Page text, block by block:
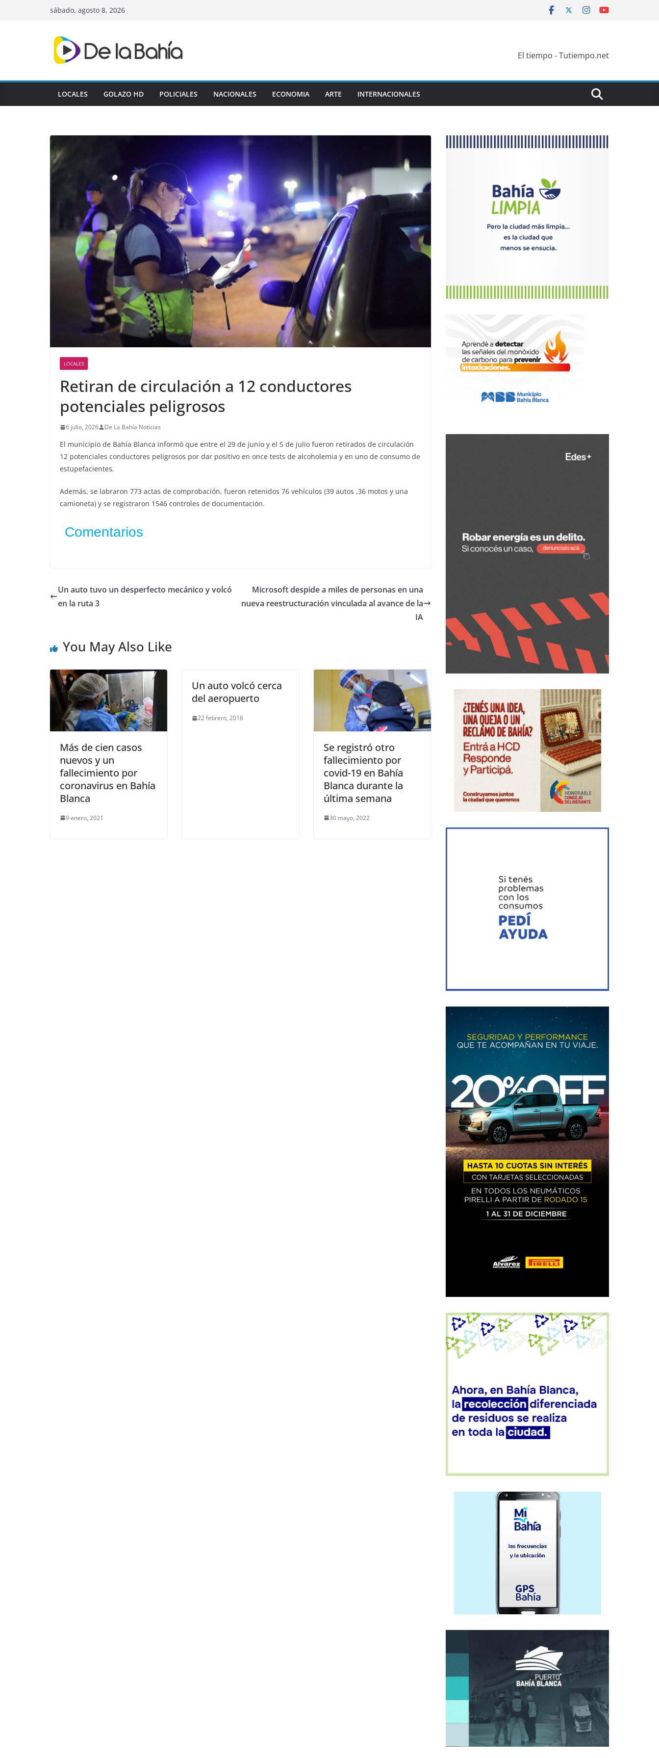
sábado, agosto 8, 2026
El tiempo - Tutiempo.net
LOCALES GOLAZO HD POLICIALES NACIONALES ECONOMIA ARTE INTERNACIONALES
LOCALES
Retiran de circulación a 12 conductores
potenciales peligrosos
6 julio, 2026 De La Bahía Noticias
El municipio de Bahía Blanca informó que entre el 29 de junio y el 5 de julio fueron retirados de circulación
12 potenciales conductores peligrosos por dar positivo en once tests de alcoholemia y en uno de consumo de
estupefacientes.
Además, se labraron 773 actas de comprobación, fueron retenidos 76 vehículos (39 autos ,36 motos y una
camioneta) y se registraron 1546 controles de documentación.
Comentarios
Un auto tuvo un desperfecto mecánico y volcó
en la ruta 3
Microsoft despide a miles de personas en una
nueva reestructuración vinculada al avance de la
IA
You May Also Like
Más de cien casos
nuevos y un
fallecimiento por
coronavirus en Bahía
Blanca
9 enero, 2021
Un auto volcó cerca
del aeropuerto
22 febrero, 2016
Se registró otro
fallecimiento por
covid-19 en Bahía
Blanca durante la
última semana
30 mayo, 2022